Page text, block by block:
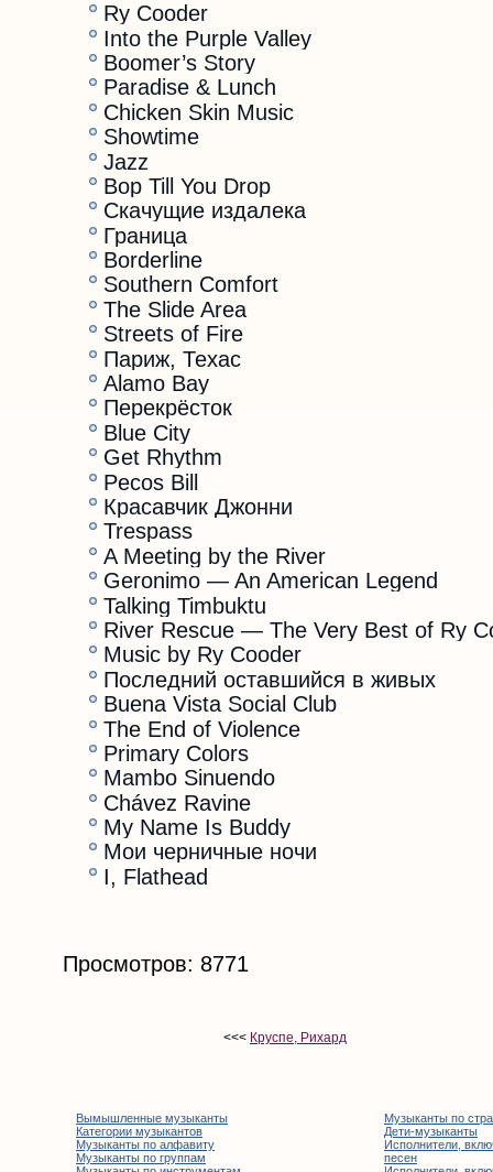
Ry Cooder
Into the Purple Valley
Boomer’s Story
Paradise & Lunch
Chicken Skin Music
Showtime
Jazz
Bop Till You Drop
Скачущие издалека
Граница
Borderline
Southern Comfort
The Slide Area
Streets of Fire
Париж, Техас
Alamo Bay
Перекрёсток
Blue City
Get Rhythm
Pecos Bill
Красавчик Джонни
Trespass
A Meeting by the River
Geronimo — An American Legend
Talking Timbuktu
River Rescue — The Very Best of Ry
Music by Ry Cooder
Последний оставшийся в живых
Buena Vista Social Club
The End of Violence
Primary Colors
Mambo Sinuendo
Chávez Ravine
My Name Is Buddy
Мои черничные ночи
I, Flathead
Просмотров: 8771
<<< Круспе, Рихард
Вымышленные музыканты
Категории музыкантов
Музыканты по алфавиту
Музыканты по группам
Музыканты по
Дети-музыканты
Исполнители,
песен